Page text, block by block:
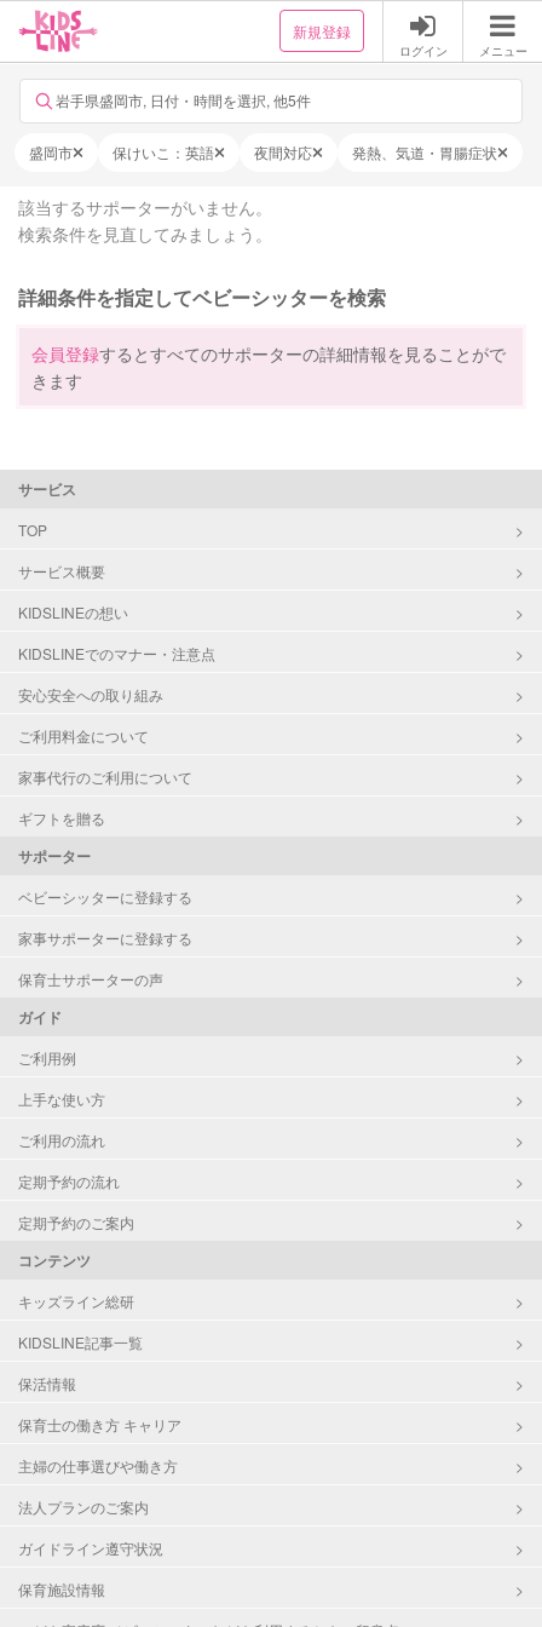
新規登録
ログイン メニュー
岩手県盛岡市, 日付・時間を選択, 他5件
盛岡市 保けいこ：英語 夜間対応 発熱、気道・胃腸症状
該当するサポーターがいません。
検索条件を見直してみましょう。
詳細条件を指定してベビーシッターを検索
会員登録するとすべてのサポーターの詳細情報を見ることがで
きます
サービス
TOP
サービス概要
KIDSLINEの想い
KIDSLINEでのマナー・注意点
安心安全への取り組み
ご利用料金について
家事代行のご利用について
ギフトを贈る
サポーター
ベビーシッターに登録する
家事サポーターに登録する
保育士サポーターの声
ガイド
ご利用例
上手な使い方
ご利用の流れ
定期予約の流れ
定期予約のご案内
コンテンツ
キッズライン総研
KIDSLINE記事一覧
保活情報
保育士の働き方 キャリア
主婦の仕事選びや働き方
法人プランのご案内
ガイドライン遵守状況
保育施設情報